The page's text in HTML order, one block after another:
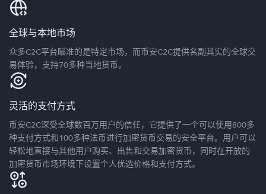
全球与本地市场
众多C2C平台瞄准的是特定市场，而币安C2C提供名副其实的全球交
易体验，支持70多种当地货币。
灵活的支付方式
币安C2C深受全球数百万用户的信任，它提供了一个可以使用800多
种支付方式和100多种法币进行加密货币交易的安全平台。用户可以
轻松地直接与其他用户购买、出售和交易加密货币，同时在开放的
加密货币市场环境下设置个人优选价格和支付方式。